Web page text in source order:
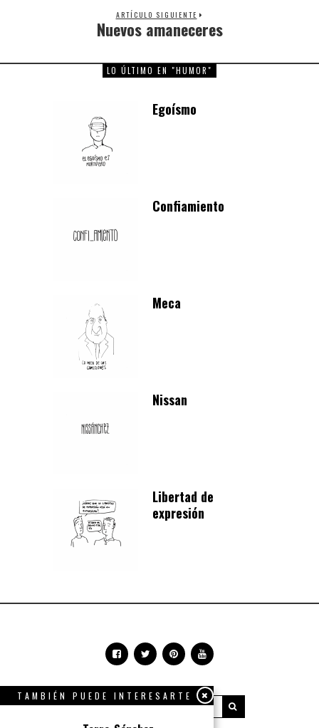
ARTÍCULO SIGUIENTE
Next
Nuevos amaneceres
LO ÚLTIMO EN "HUMOR"
Egoísmo
Confiamiento
Meca
Nissan
Libertad de
expresión
TAMBIÉN PUEDE INTERESARTE